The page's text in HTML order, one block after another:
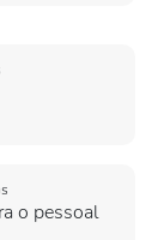
o pessoal